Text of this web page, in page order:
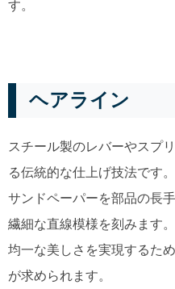
す。
ヘアライン
スチール製のレバーやスプ
る伝統的な仕上げ技法です。
サンドペーパーを部品の長
繊細な直線模様を刻みます。
均一な美しさを実現するた
が求められます。